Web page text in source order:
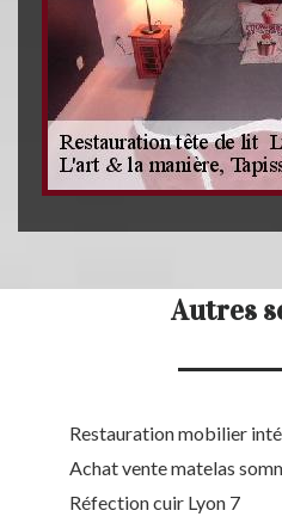
Autres
Restauration mobilier
Achat vente matelas
Réfection cuir Lyon 7